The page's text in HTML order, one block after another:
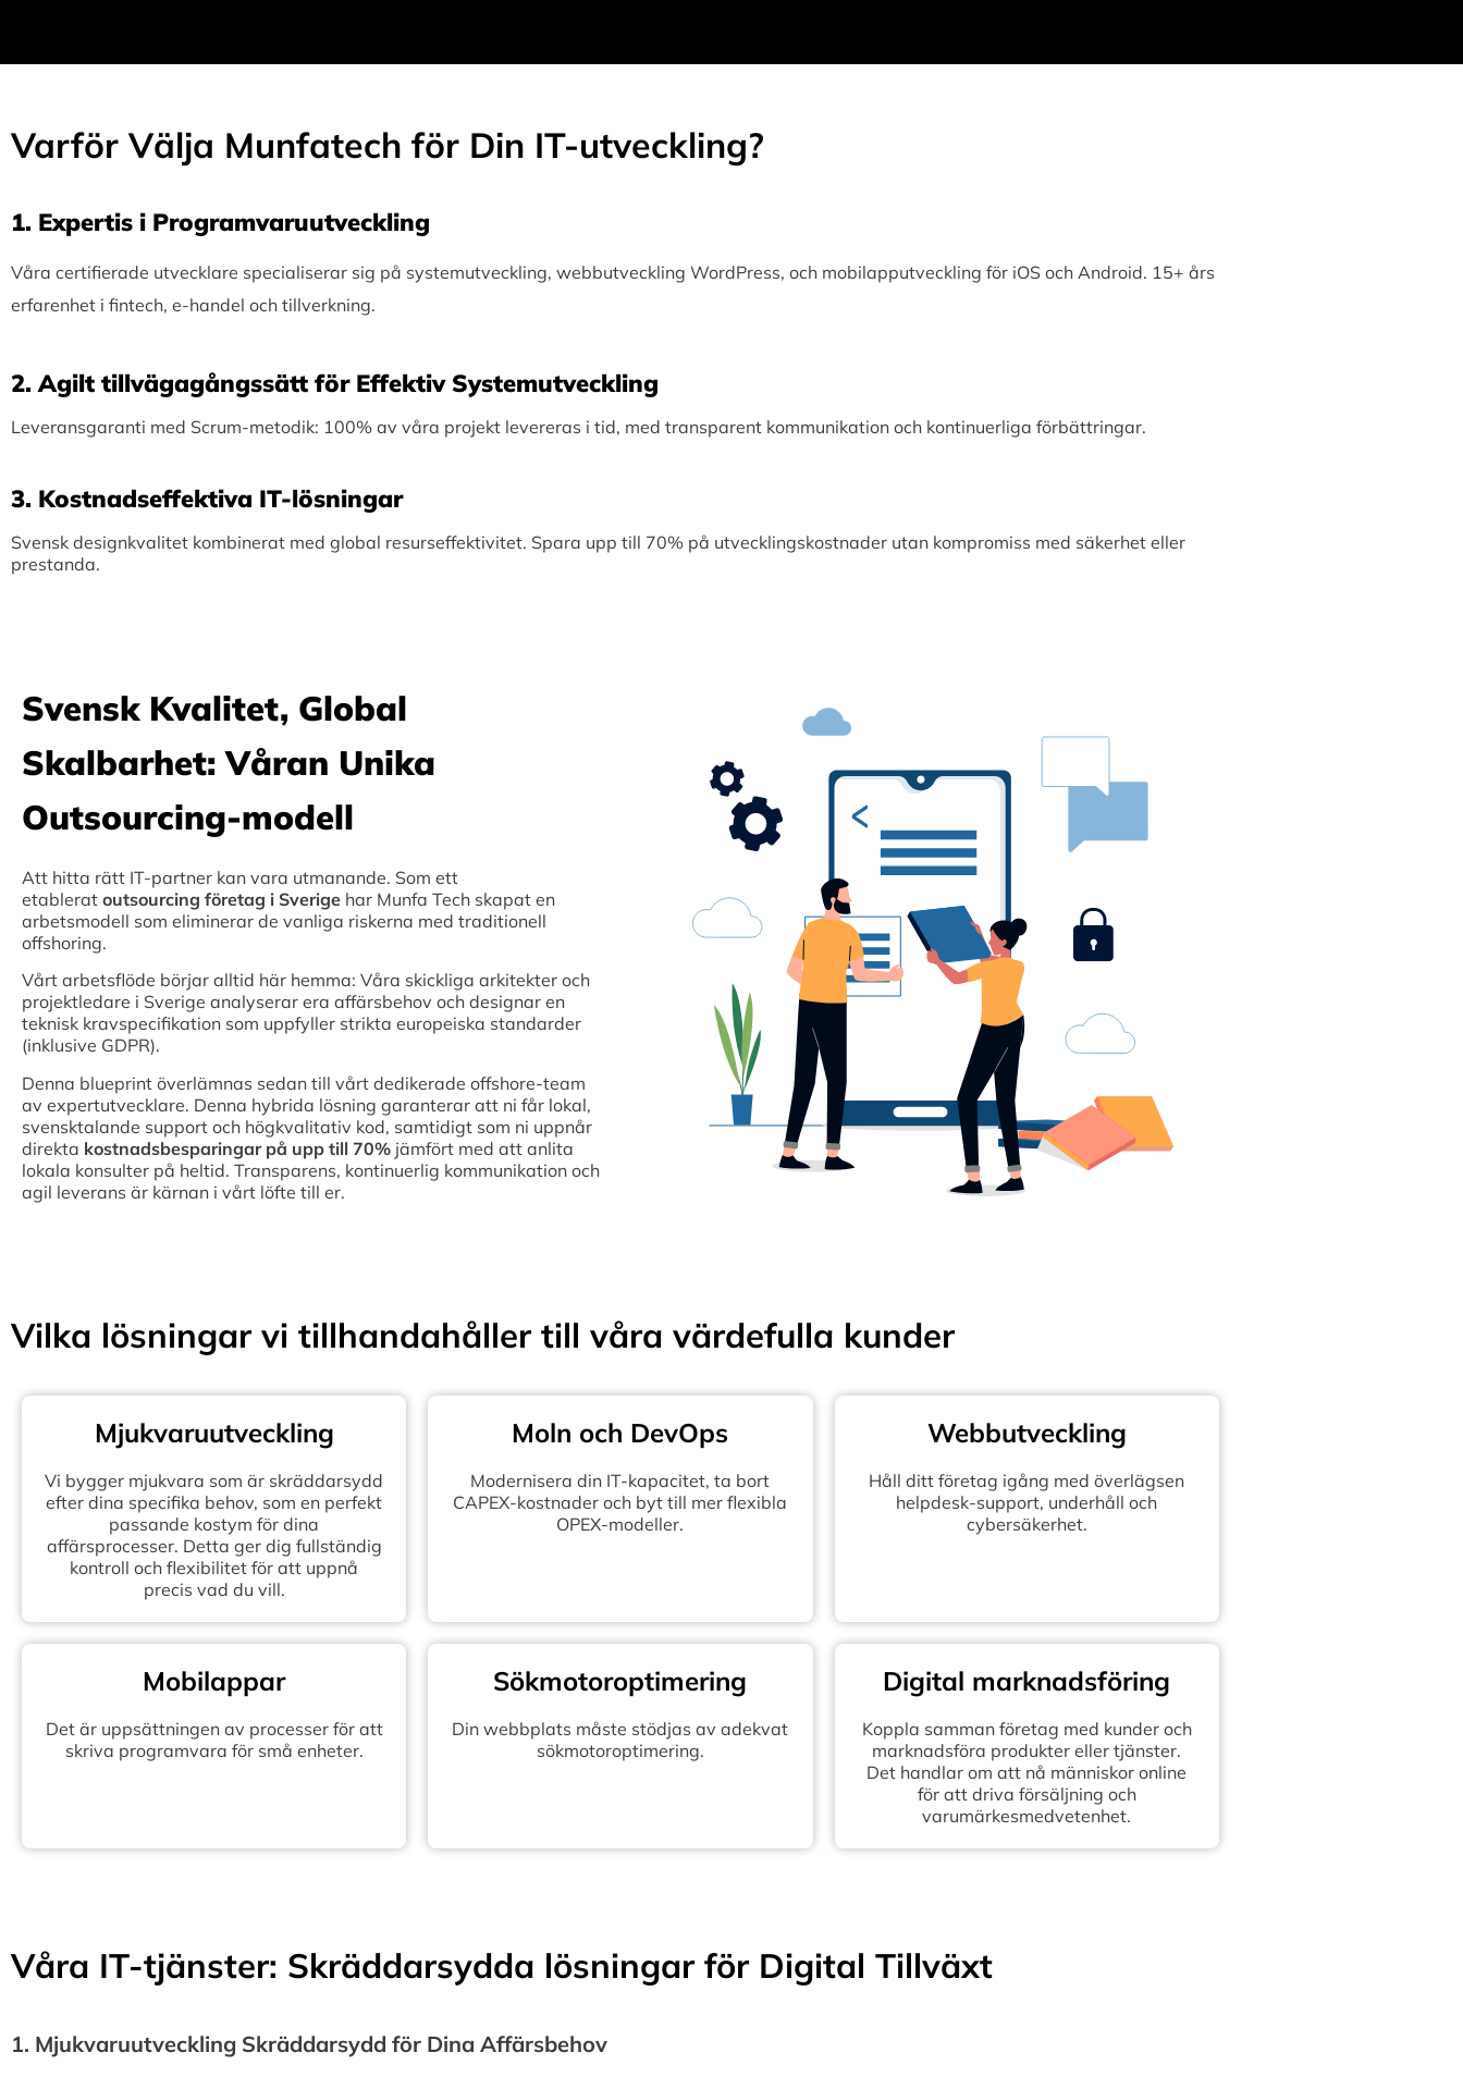
Varför Välja Munfatech för Din IT-utveckling?
1.⁠ ⁠Expertis i Programvaruutveckling
Våra certifierade utvecklare specialiserar sig på systemutveckling, webbutveckling WordPress, och mobilapputveckling för iOS och Android. 15+ års
erfarenhet i fintech, e-handel och tillverkning.
2.⁠ ⁠Agilt tillvägagångssätt för Effektiv Systemutveckling
Leveransgaranti med Scrum-metodik: 100% av våra projekt levereras i tid, med transparent kommunikation och kontinuerliga förbättringar.
3.⁠ ⁠Kostnadseffektiva IT-lösningar
Svensk designkvalitet kombinerat med global resurseffektivitet. Spara upp till 70% på utvecklingskostnader utan kompromiss med säkerhet eller
prestanda.
Svensk Kvalitet, Global
Skalbarhet: Våran Unika
Outsourcing-modell
Att hitta rätt IT-partner kan vara utmanande. Som ett
etablerat outsourcing företag i Sverige har Munfa Tech skapat en
arbetsmodell som eliminerar de vanliga riskerna med traditionell
offshoring.
Vårt arbetsflöde börjar alltid här hemma: Våra skickliga arkitekter och
projektledare i Sverige analyserar era affärsbehov och designar en
teknisk kravspecifikation som uppfyller strikta europeiska standarder
(inklusive GDPR).
Denna blueprint överlämnas sedan till vårt dedikerade offshore-team
av expertutvecklare. Denna hybrida lösning garanterar att ni får lokal,
svensktalande support och högkvalitativ kod, samtidigt som ni uppnår
direkta kostnadsbesparingar på upp till 70% jämfört med att anlita
lokala konsulter på heltid. Transparens, kontinuerlig kommunikation och
agil leverans är kärnan i vårt löfte till er.
Vilka lösningar vi tillhandahåller till våra värdefulla kunder
Mjukvaruutveckling
Vi bygger mjukvara som är skräddarsydd
efter dina specifika behov, som en perfekt
passande kostym för dina
affärsprocesser. Detta ger dig fullständig
kontroll och flexibilitet för att uppnå
precis vad du vill.
Moln och DevOps
Modernisera din IT-kapacitet, ta bort
CAPEX-kostnader och byt till mer flexibla
OPEX-modeller.
Webbutveckling
Håll ditt företag igång med överlägsen
helpdesk-support, underhåll och
cybersäkerhet.
Mobilappar
Det är uppsättningen av processer för att
skriva programvara för små enheter.
Sökmotoroptimering
Din webbplats måste stödjas av adekvat
sökmotoroptimering.
Digital marknadsföring
Koppla samman företag med kunder och
marknadsföra produkter eller tjänster.
Det handlar om att nå människor online
för att driva försäljning och
varumärkesmedvetenhet.
Våra IT-tjänster: Skräddarsydda lösningar för Digital Tillväxt
1.⁠ ⁠Mjukvaruutveckling Skräddarsydd för Dina Affärsbehov